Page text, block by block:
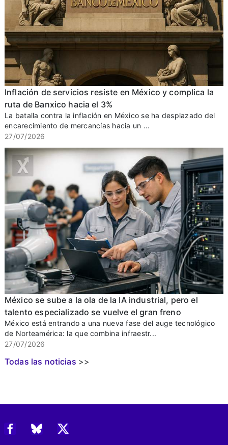
Inflación de servicios resiste en México y complica la
ruta de Banxico hacia el 3%
La batalla contra la inflación en México se ha desplazado del
encarecimiento de mercancías hacia un ...
27/07/2026
México se sube a la ola de la IA industrial, pero el
talento especializado se vuelve el gran freno
México está entrando a una nueva fase del auge tecnológico
de Norteamérica: la que combina infraestr...
27/07/2026
Todas las noticias >>